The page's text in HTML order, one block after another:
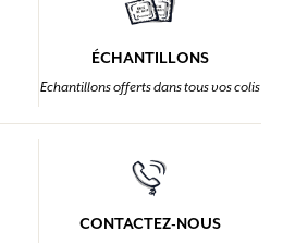
ÉCHANTILLONS
Echantillons offerts dans tous vos colis
CONTACTEZ-NOUS